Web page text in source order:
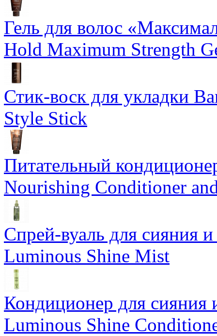
Гель для волос
Hold Maximum Strength
Стик-воск для укладки
Style Stick
Питательный
Nourishing Conditioner
Спрей-вуаль для сияния
Luminous Shine Mist
Кондиционер для сияния
Luminous Shine